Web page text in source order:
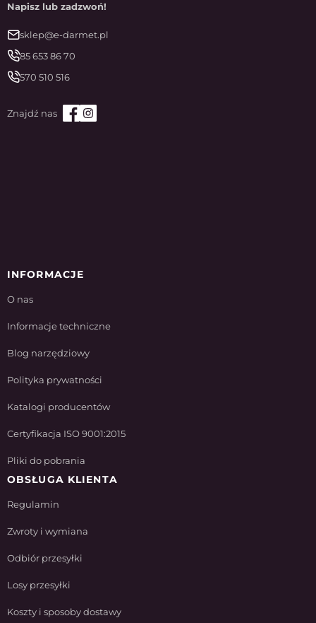
Napisz lub zadzwoń!
sklep@e-darmet.pl
85 653 86 70
570 510 516
INFORMACJE
O nas
Informacje techniczne
Blog narzędziowy
Polityka prywatności
Katalogi producentów
Certyfikacja ISO 9001:2015
Pliki do pobrania
OBSŁUGA KLIENTA
Regulamin
Zwroty i wymiana
Odbiór przesyłki
Losy przesyłki
Koszty i sposoby dostawy